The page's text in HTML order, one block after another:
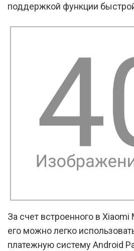
поддержкой функции
За счет встроенного в Xiaomi
его можно легко
платежную систему Android